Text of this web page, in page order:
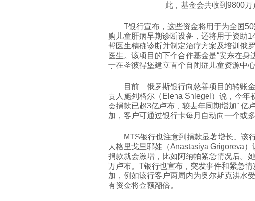
此，基金会共收到9800万
T银行宣布，这些资金将用于为全国
购儿童肝病早期诊断设备，还将用于资助
帮医生精确诊断并制定治疗方案及培训俄
医生。该项目的下个合作基金是“安东在身
于在圣彼得堡建立首个自闭症儿童资源中心
目前，俄罗斯银行向慈善项目的转账
责人施列格尔（Elena Shlegel）说，今年
会捐款已超3亿卢布，较去年同期增加1亿
加，客户可通过银行卡每月自动向一个或
MTS银行也注意到捐款显著增长。该
人格里戈里耶娃（Anastasiya Grigoreva
捐款就会激增，比如阿纳帕紧急情况后。
万卢布。T银行也宣布，突发事件和紧急
加，例如该行客户两周内为奥尔斯克洪水
有资金将金额翻倍。